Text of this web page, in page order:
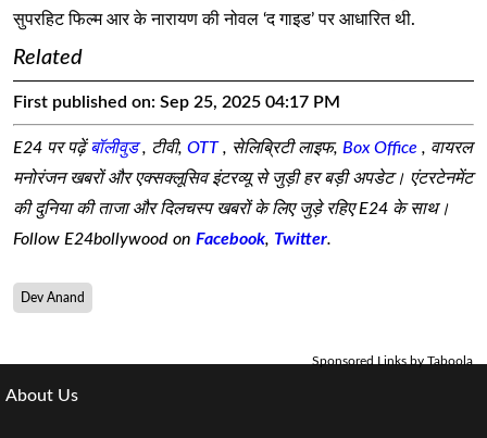
सुपरहिट फिल्म आर के नारायण की नोवल ‘द गाइड’ पर आधारित थी.
Related
First published on: Sep 25, 2025 04:17 PM
E24 पर पढ़ेंबॉलीवुड, टीवी, OTT, सेलिब्रिटी लाइफ, Box Office , वायरल
मनोरंजन खबरों और एक्सक्लूसिव इंटरव्यू से जुड़ी हर बड़ी अपडेट। एंटरटेनमेंट
की दुनिया की ताजा और दिलचस्प खबरों के लिए जुड़े रहिए E24 के साथ।
Follow E24bollywood on Facebook, Twitter.
Dev Anand
Sponsored Links by Taboola
About Us